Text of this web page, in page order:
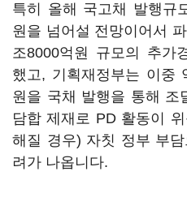
특히 올해 국고채 발행규
원을 넘어설 전망이어서
조8000억원 규모의 추가
했고, 기획재정부는 이중
원을 국채 발행을 통해 조
담합 제재로 PD 활동이
해질 경우) 자칫 정부 부
려가 나옵니다.